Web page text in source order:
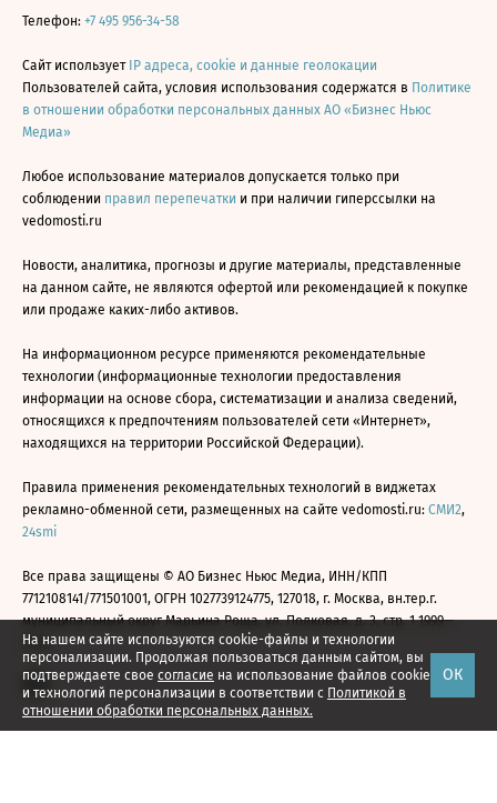
На нашем сайте используются cookie-файлы и технологии
персонализации. Продолжая пользоваться данным сайтом, вы
подтверждаете свое согласие на использование файлов cookie
и технологий персонализации в соответствии с Политикой в
отношении обработки персональных данных.
ОК
Телефон: +7 495 956-34-58
Сайт использует IP адреса, cookie и данные геолокации
Пользователей сайта, условия использования содержатся в Политике
в отношении обработки персональных данных АО «Бизнес Ньюс
Медиа»
Любое использование материалов допускается только при
соблюдении правил перепечатки и при наличии гиперссылки на
vedomosti.ru
Новости, аналитика, прогнозы и другие материалы, представленные
на данном сайте, не являются офертой или рекомендацией к покупке
или продаже каких-либо активов.
На информационном ресурсе применяются рекомендательные
технологии (информационные технологии предоставления
информации на основе сбора, систематизации и анализа сведений,
относящихся к предпочтениям пользователей сети «Интернет»,
находящихся на территории Российской Федерации).
Правила применения рекомендательных технологий в виджетах
рекламно-обменной сети, размещенных на сайте vedomosti.ru: СМИ2,
24smi
Все права защищены © АО Бизнес Ньюс Медиа, ИНН/КПП
7712108141/771501001, ОГРН 1027739124775, 127018, г. Москва, вн.тер.г.
муниципальный округ Марьина Роща, ул. Полковая, д. 3, стр. 1 1999—
2026